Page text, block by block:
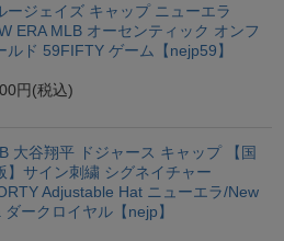
ージェイズ キャップ ニューエラ
ERA MLB オーセンティック オンフ
ルド 59FIFTY ゲーム【nejp59】
円 (税込)
大谷翔平 ドジャース キャップ 【国
】サイン刺繍 シグネイチャー
Adjustable Hat ニューエラ/New
ダークロイヤル【nejp】